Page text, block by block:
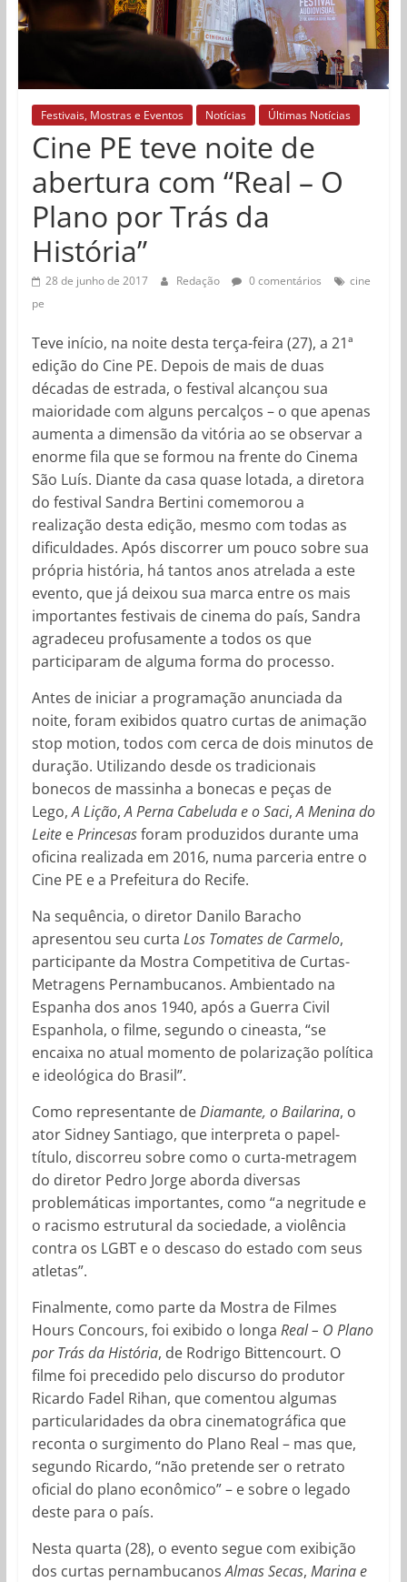
Festivais, Mostras e Eventos Notícias Últimas Notícias
Cine PE teve noite de
abertura com “Real – O
Plano por Trás da
História”
28 de junho de 2017 Redação 0 comentários
cine
pe
Teve início, na noite desta terça-feira (27), a 21ª
edição do Cine PE. Depois de mais de duas
décadas de estrada, o festival alcançou sua
maioridade com alguns percalços – o que apenas
aumenta a dimensão da vitória ao se observar a
enorme fila que se formou na frente do Cinema
São Luís. Diante da casa quase lotada, a diretora
do festival Sandra Bertini comemorou a
realização desta edição, mesmo com todas as
dificuldades. Após discorrer um pouco sobre sua
própria história, há tantos anos atrelada a este
evento, que já deixou sua marca entre os mais
importantes festivais de cinema do país, Sandra
agradeceu profusamente a todos os que
participaram de alguma forma do processo.
Antes de iniciar a programação anunciada da
noite, foram exibidos quatro curtas de animação
stop motion, todos com cerca de dois minutos de
duração. Utilizando desde os tradicionais
bonecos de massinha a bonecas e peças de
Lego,A Lição,A Perna Cabeluda e o Saci,A Menina do
LeiteePrincesasforam produzidos durante uma
oficina realizada em 2016, numa parceria entre o
Cine PE e a Prefeitura do Recife.
Na sequência, o diretor Danilo Baracho
apresentou seu curta Los Tomates de Carmelo,
participante da Mostra Competitiva de Curtas-
Metragens Pernambucanos. Ambientado na
Espanha dos anos 1940, após a Guerra Civil
Espanhola, o filme, segundo o cineasta, “se
encaixa no atual momento de polarização política
e ideológica do Brasil”.
Como representante deDiamante, o Bailarina, o
ator Sidney Santiago, que interpreta o papel-
título, discorreu sobre como o curta-metragem
do diretor Pedro Jorge aborda diversas
problemáticas importantes, como “a negritude e
o racismo estrutural da sociedade, a violência
contra os LGBT e o descaso do estado com seus
atletas”.
Finalmente, como parte da Mostra de Filmes
Hours Concours, foi exibido o longa Real – O Plano
por Trás da História, de Rodrigo Bittencourt. O
filme foi precedido pelo discurso do produtor
Ricardo Fadel Rihan, que comentou algumas
particularidades da obra cinematográfica que
reconta o surgimento do Plano Real – mas que,
segundo Ricardo, “não pretende ser o retrato
oficial do plano econômico” – e sobre o legado
deste para o país.
Nesta quarta (28), o evento segue com exibição
dos curtas pernambucanosAlmas Secas, Marina e